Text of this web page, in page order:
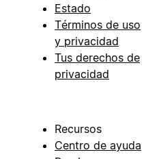
Estado
Términos de uso
y privacidad
Tus derechos de
privacidad
Recursos
Centro de ayuda